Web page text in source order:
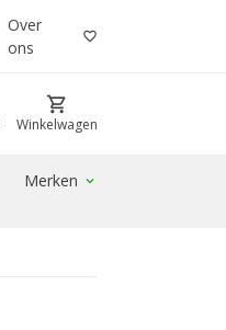
Over
ons
favorite_border
shopping_cart
Winkelwagen
Merken expand_more